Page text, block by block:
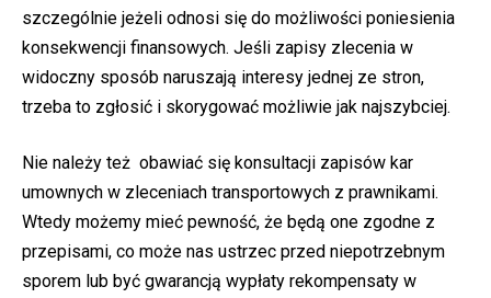
szczególnie jeżeli odnosi się do możliwości poniesienia
konsekwencji finansowych. Jeśli zapisy zlecenia w
widoczny sposób naruszają interesy jednej ze stron,
trzeba to zgłosić i skorygować możliwie jak najszybciej.
Nie należy też obawiać się konsultacji zapisów kar
umownych w zleceniach transportowych z prawnikami.
Wtedy możemy mieć pewność, że będą one zgodne z
przepisami, co może nas ustrzec przed niepotrzebnym
sporem lub być gwarancją wypłaty rekompensaty w